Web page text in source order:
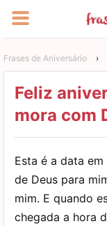
Frases de Aniversário ›
Feliz
mora com
Esta é a data
de Deus para
mim. E quando
chegada a hora